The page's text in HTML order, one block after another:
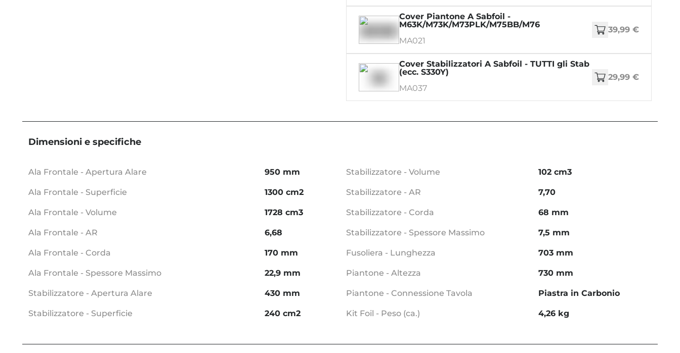
Cover Piantone A Sabfoil -
M63K/M73K/M73PLK/M75BB/M76
MA021
39,99 €
Cover Stabilizzatori A Sabfoil - TUTTI gli Stab
(ecc. S330Y)
MA037
29,99 €
Dimensioni e specifiche
Ala Frontale - Apertura Alare 950 mm
Ala Frontale - Superficie 1300 cm2
Ala Frontale - Volume 1728 cm3
Ala Frontale - AR 6,68
Ala Frontale - Corda 170 mm
Ala Frontale - Spessore Massimo 22,9 mm
Stabilizzatore - Apertura Alare 430 mm
Stabilizzatore - Superficie 240 cm2
Stabilizzatore - Volume 102 cm3
Stabilizzatore - AR 7,70
Stabilizzatore - Corda 68 mm
Stabilizzatore - Spessore Massimo 7,5 mm
Fusoliera - Lunghezza 703 mm
Piantone - Altezza 730 mm
Piantone - Connessione Tavola Piastra in Carbonio
Kit Foil - Peso (ca.) 4,26 kg